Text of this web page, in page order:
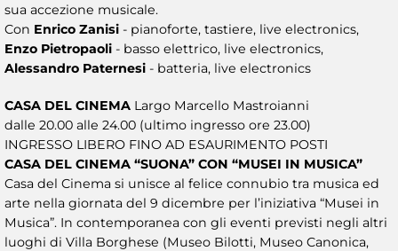
sua accezione musicale.
Con Enrico Zanisi - pianoforte, tastiere, live electronics,
Enzo Pietropaoli - basso elettrico, live electronics,
Alessandro Paternesi - batteria, live electronics
CASA DEL CINEMA Largo Marcello Mastroianni
dalle 20.00 alle 24.00 (ultimo ingresso ore 23.00)
INGRESSO LIBERO FINO AD ESAURIMENTO POSTI
CASA DEL CINEMA “SUONA” CON “MUSEI IN MUSICA”
Casa del Cinema si unisce al felice connubio tra musica ed
arte nella giornata del 9 dicembre per l’iniziativa “Musei in
Musica”. In contemporanea con gli eventi previsti negli altri
luoghi di Villa Borghese (Museo Bilotti, Museo Canonica,